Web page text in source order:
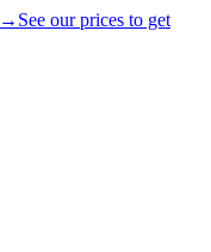
→ See our prices to get